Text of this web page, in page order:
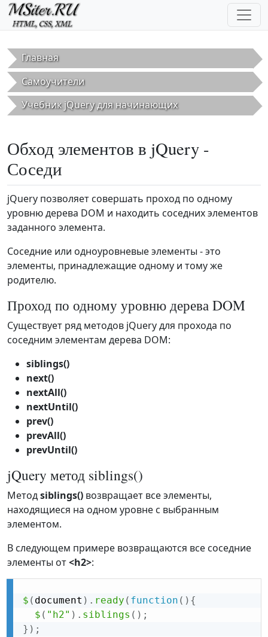
Перейти к основному содержанию
Главная
Самоучители
Учебник jQuery для начинающих
Обход элементов в jQuery -
Соседи
jQuery позволяет совершать проход по одному
уровню дерева DOM и находить соседних элементов
заданного элемента.
Соседние или одноуровневые элементы - это
элементы, принадлежащие одному и тому же
родителю.
Проход по одному уровню дерева DOM
Существует ряд методов jQuery для прохода по
соседним элементам дерева DOM:
siblings()
next()
nextAll()
nextUntil()
prev()
prevAll()
prevUntil()
jQuery метод siblings()
Методsiblings() возвращает все элементы,
находящиеся на одном уровне с выбранным
элементом.
В следующем примере возвращаются все соседние
элементы от<h2>:
$ ( document ) . ready ( function ( ) {
$ ( "h2" ) . siblings ( ) ;
} ) ;